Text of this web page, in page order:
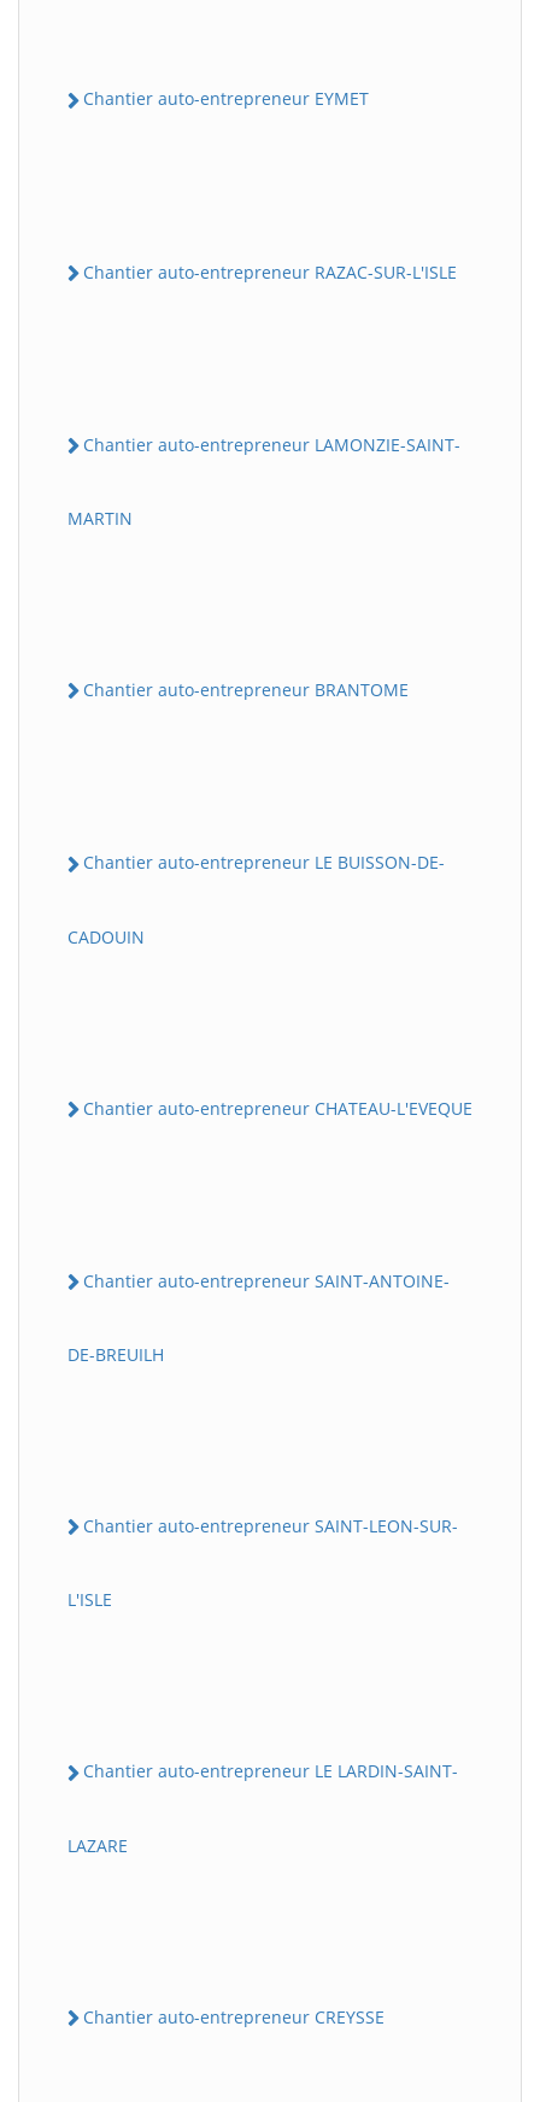
Chantier auto-entrepreneur EYMET
Chantier auto-entrepreneur RAZAC-SUR-L'ISLE
Chantier auto-entrepreneur LAMONZIE-SAINT-
MARTIN
Chantier auto-entrepreneur BRANTOME
Chantier auto-entrepreneur LE BUISSON-DE-
CADOUIN
Chantier auto-entrepreneur CHATEAU-L'EVEQUE
Chantier auto-entrepreneur SAINT-ANTOINE-
DE-BREUILH
Chantier auto-entrepreneur SAINT-LEON-SUR-
L'ISLE
Chantier auto-entrepreneur LE LARDIN-SAINT-
LAZARE
Chantier auto-entrepreneur CREYSSE